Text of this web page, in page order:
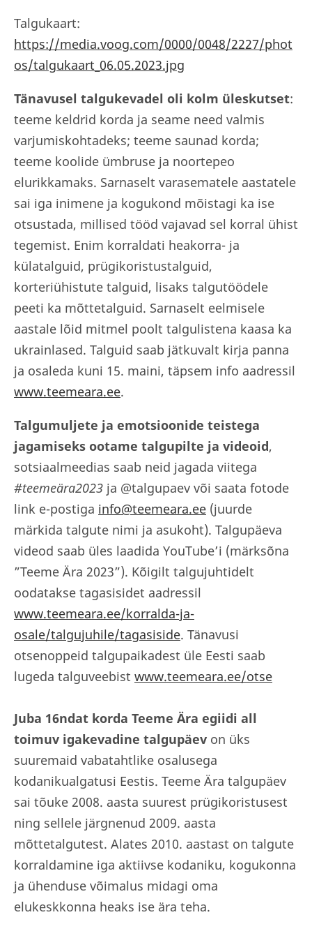
Talgukaart:
https://media.voog.com/0000/0048/2227/phot
os/talgukaart_06.05.2023.jpg
Tänavusel talgukevadel oli kolm üleskutset:
teeme keldrid korda ja seame need valmis
varjumiskohtadeks; teeme saunad korda;
teeme koolide ümbruse ja noortepeo
elurikkamaks. Sarnaselt varasematele aastatele
sai iga inimene ja kogukond mõistagi ka ise
otsustada, millised tööd vajavad sel korral ühist
tegemist. Enim korraldati heakorra- ja
külatalguid, prügikoristustalguid,
korteriühistute talguid, lisaks talgutöödele
peeti ka mõttetalguid. Sarnaselt eelmisele
aastale lõid mitmel poolt talgulistena kaasa ka
ukrainlased. Talguid saab jätkuvalt kirja panna
ja osaleda kuni 15. maini, täpsem info aadressil
www.teemeara.ee.
Talgumuljete ja emotsioonide teistega
jagamiseks ootame talgupilte ja videoid,
sotsiaalmeedias saab neid jagada viitega
#teemeära2023 ja @talgupaev või saata fotode
link e-postiga info@teemeara.ee (juurde
märkida talgute nimi ja asukoht). Talgupäeva
videod saab üles laadida YouTube’i (märksõna
”Teeme Ära 2023”). Kõigilt talgujuhtidelt
oodatakse tagasisidet aadressil
www.teemeara.ee/korralda-ja-
osale/talgujuhile/tagasiside. Tänavusi
otsenoppeid talgupaikadest üle Eesti saab
lugeda talguveebist www.teemeara.ee/otse
Juba 16ndat korda Teeme Ära egiidi all
toimuv igakevadine talgupäev on üks
suuremaid vabatahtlike osalusega
kodanikualgatusi Eestis. Teeme Ära talgupäev
sai tõuke 2008. aasta suurest prügikoristusest
ning sellele järgnenud 2009. aasta
mõttetalgutest. Alates 2010. aastast on talgute
korraldamine iga aktiivse kodaniku, kogukonna
ja ühenduse võimalus midagi oma
elukeskkonna heaks ise ära teha.